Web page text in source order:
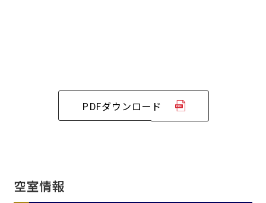
PDFダウンロード
空室情報
ベルサール新宿セントラルパーク
ベルサール西新宿
ベルサール高田馬場
ベルサール秋葉原
ベルサール神田
ベルサール半蔵門
ベルサール飯田橋駅前
ベルサール飯田橋ファースト
渋谷エリア
泉ガーデンギャラリー
ベルサール六本木グランドコンファレンスセンター
汐留・御成門・芝公園エリア